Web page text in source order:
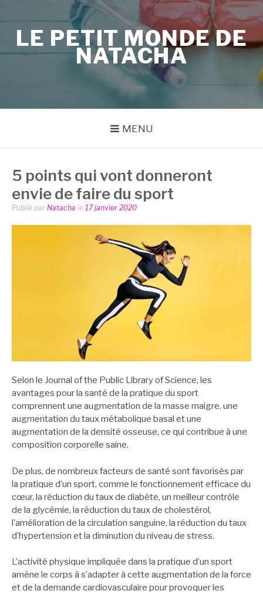
au
contenuLE PETIT MONDE DE
NATACHA
MENU
5 points qui vont donneront
envie de faire du sport
Publié par Natacha le 17 janvier 2020
Selon le Journal of the Public Library of Science, les
avantages pour la santé de la pratique du sport
comprennent une augmentation de la masse maigre, une
augmentation du taux métabolique basal et une
augmentation de la densité osseuse, ce qui contribue à une
composition corporelle saine.
De plus, de nombreux facteurs de santé sont favorisés par
la pratique d’un sport, comme le fonctionnement efficace du
cœur, la réduction du taux de diabète, un meilleur contrôle
de la glycémie, la réduction du taux de cholestérol,
l’amélioration de la circulation sanguine, la réduction du taux
d’hypertension et la diminution du niveau de stress.
L’activité physique impliquée dans la pratique d’un sport
amène le corps à s’adapter à cette augmentation de la force
et de la demande cardiovasculaire pour provoquer les